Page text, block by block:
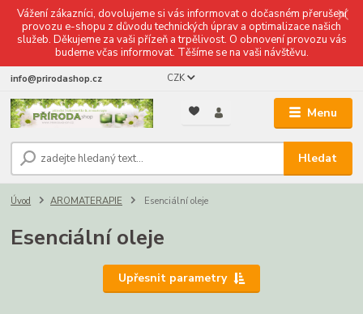
Vážení zákazníci, dovolujeme si vás informovat o dočasném přerušení
provozu e-shopu z důvodu technických úprav a optimalizace našich
služeb. Děkujeme za vaši přízeň a trpělivost. O obnovení provozu vás
budeme včas informovat. Těšíme se na vaši návštěvu.
Menu
CZK
Hledat
info@prirodashop.cz
Úvod AROMATERAPIE Esenciální oleje
Esenciální oleje
Upřesnit parametry